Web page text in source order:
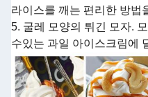
라이스를 깨는 편리한 방법
5. 굴레 모양의 튀긴 모자.
수있는 과일 아이스크림에